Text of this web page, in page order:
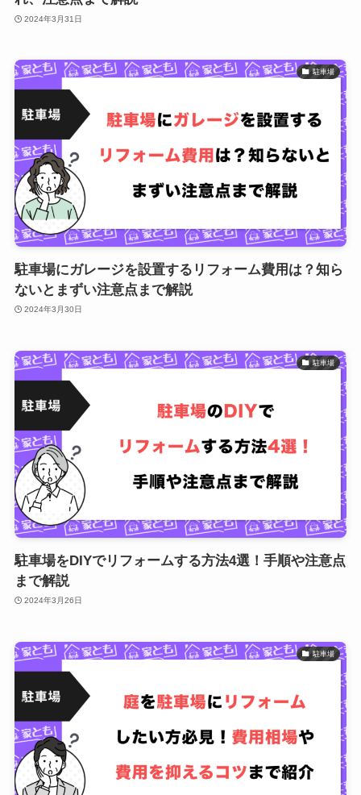
2024年3月31日
駐車場
駐車場にガレージを設置するリフォーム費用は？知ら
ないとまずい注意点まで解説
2024年3月30日
駐車場
駐車場をDIYでリフォームする方法4選！手順や注意点
まで解説
2024年3月26日
駐車場